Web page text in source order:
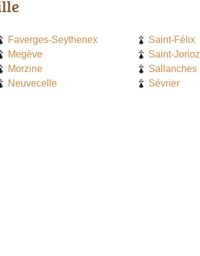
Faverges-Seythenex
Megève
Morzine
Neuvecelle
Saint-Félix
Saint-Jorioz
Sallanches
Sévrier